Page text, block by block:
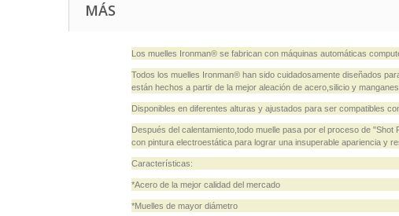
MÁS
Los muelles Ironman® se fabrican con máquinas automáticas
Todos los muelles Ironman® han sido cuidadosamente diseñados
están hechos a partir de la mejor aleación de acero,silicio y
Disponibles en diferentes alturas y ajustados para ser compatibles
Después del calentamiento,todo muelle pasa por el proceso de
con pintura electroestática para lograr una insuperable apariencia y
Características:
*Acero de la mejor calidad del mercado
*Muelles de mayor diámetro